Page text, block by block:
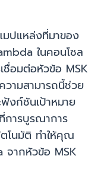
มปแหล่งที่มาของ
ในคอนโซล
ชื่อมต่อหัวข้อ MSK
ามสามารถนี้ช่วย
งก์ชันเป้าหมาย
การบูรณาการ
โนมัติ ทำให้คุณ
จากหัวข้อ MSK